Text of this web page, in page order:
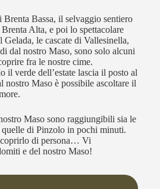
Bassa, il selvaggio sentiero
Alta, e poi lo spettacolare
le cascate di Vallesinella,
dal nostro Maso, sono solo alcuni
fra le nostre cime.
il verde dell’estate lascia il posto al
nostro Maso è possibile ascoltare il
Maso sono raggiungibili sia le
di Pinzolo in pochi minuti.
di persona… Vi
e del nostro Maso!